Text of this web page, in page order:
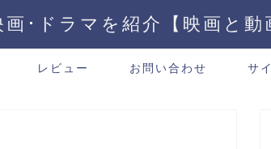
･ドラマを紹介【映画と動
レビュー お問い合わせ サ